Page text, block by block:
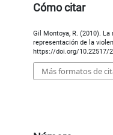
Cómo citar
Gil Montoya, R. (2010).
representación de la
https://doi.org/10.22517/
Más formatos de